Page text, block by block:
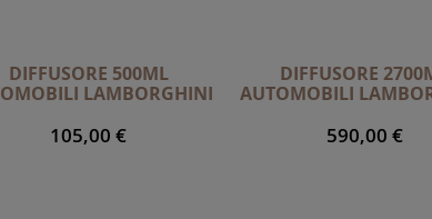
DIFFUSORE 500ML
LAMBORGHINI
105,00 €
DIFFUSORE
AUTOMOBILI
590,00 €